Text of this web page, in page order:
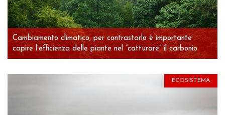
Cambiamento climatico, per contrastarlo è importante
capire l’efficienza delle piante nel “catturare” il carbonio
ECOSISTEMA